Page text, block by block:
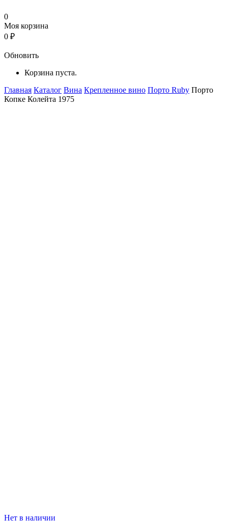
0
Моя корзина
0 ₽
Обновить
Корзина пуста.
Главная Каталог Вина Крепленное вино Порто Ruby Порто
Копке Колейта 1975
Нет в наличии